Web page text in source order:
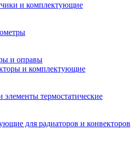
и комплектующие
и оправы
и комплектующие
термостатические
для радиаторов и конвекторов